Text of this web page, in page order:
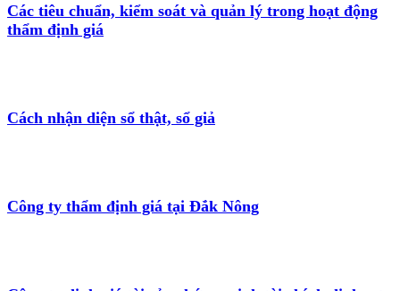
Các tiêu chuẩn, kiểm soát và quản lý trong hoạt động
thẩm định giá
Cách nhận diện sổ thật, sổ giả
Công ty thẩm định giá tại Đắk Nông